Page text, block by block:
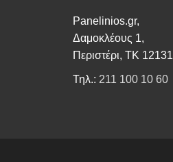
Panelinios.gr,
Δαμοκλέους 1,
Περιστέρι, ΤΚ 12131
Τηλ.: 211 100 10 60